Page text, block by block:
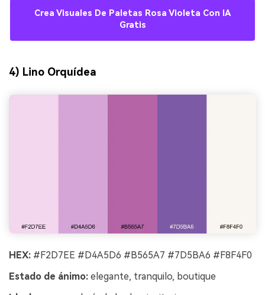
Crea Visuales De Paletas Rosa Violeta Con IA
Gratis
4) Lino Orquídea
HEX: #F2D7EE #D4A5D6 #B565A7 #7D5BA6 #F8F4F0
Estado de ánimo: elegante, tranquilo, boutique